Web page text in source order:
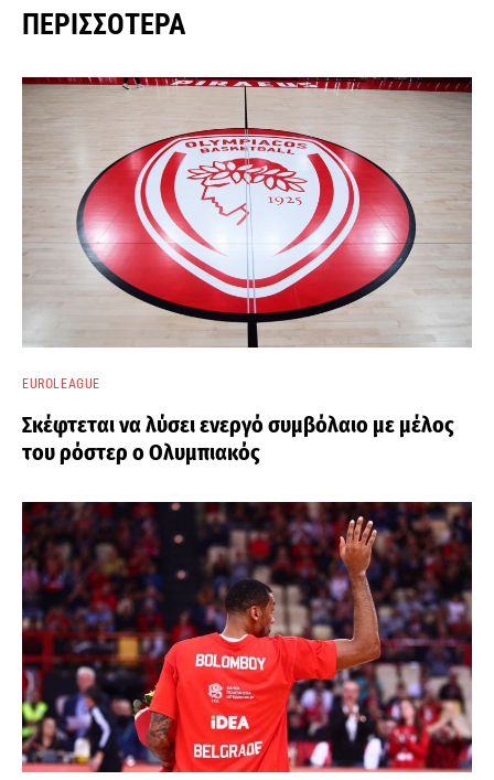
ΠΕΡΙΣΣΌΤΕΡΑ
EUROLEAGUE
Σκέφτεται να λύσει ενεργό συμβόλαιο με μέλος
του ρόστερ ο Ολυμπιακός